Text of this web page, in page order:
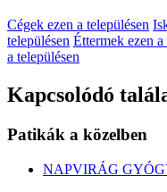
Cégek ezen a településen
településen Éttermek ezen a
a településen
Kapcsolódó
Patikák a közelben
NAPVIRÁG